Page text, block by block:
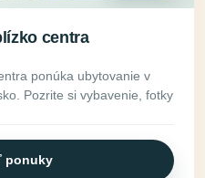
centra
ponúka ubytovanie v
Pozrite si vybavenie, fotky
ponuky